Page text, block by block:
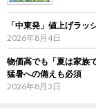
「中東発」値上げラ
2026年8月4日
物価高でも「夏は家族
猛暑への備えも必須
2026年8月3日